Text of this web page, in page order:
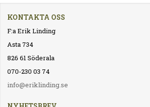
KONTAKTA OSS
F:a Erik Linding
Asta 734
826 61 Söderala
070-230 03 74
info@eriklinding.se